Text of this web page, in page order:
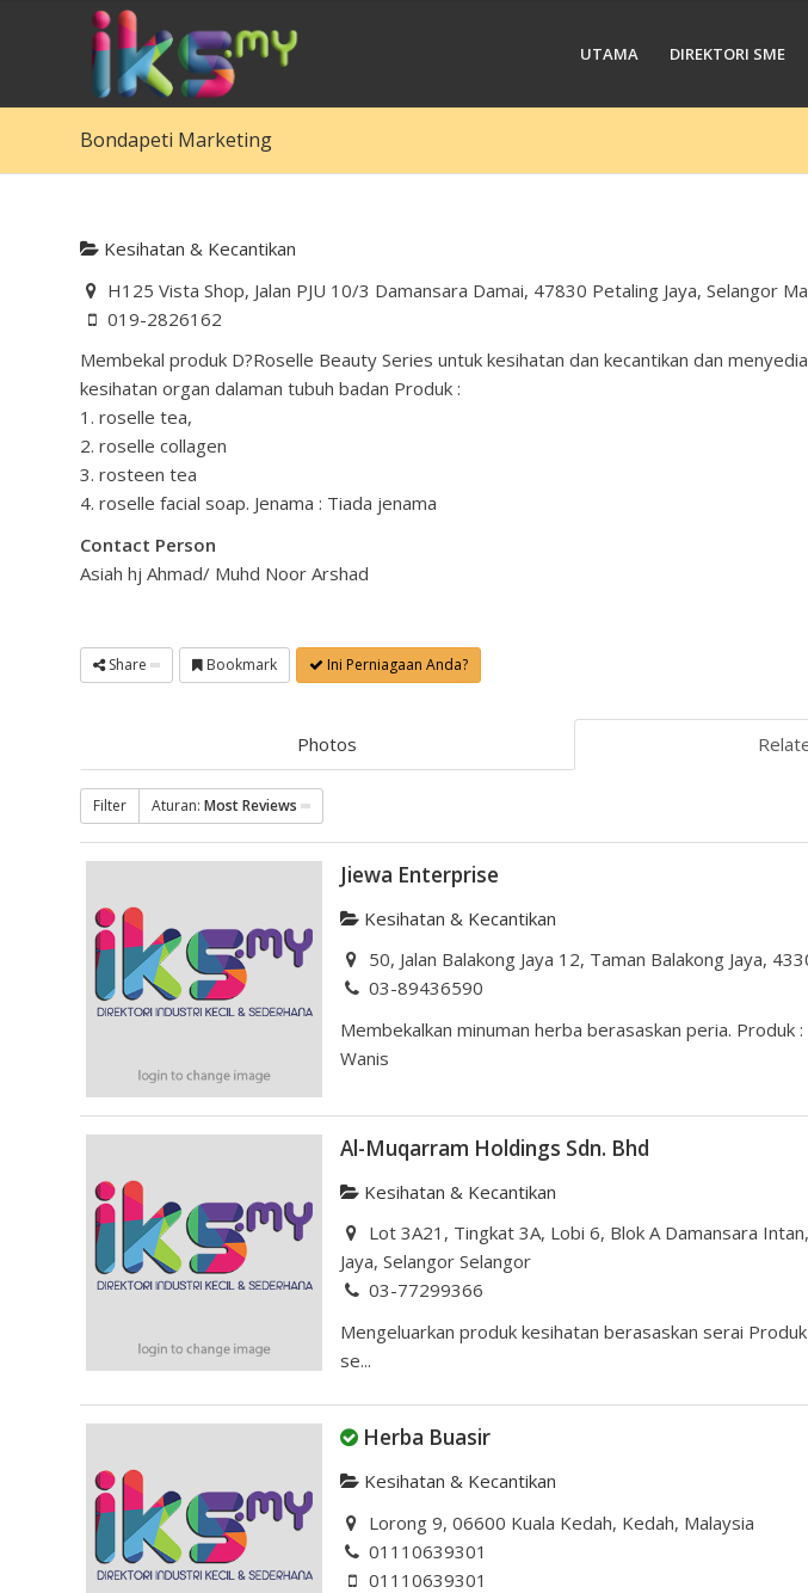
UTAMA DIREKTORI SME
Bondapeti Marketing
Kesihatan & Kecantikan
H125 Vista Shop, Jalan PJU 10/3 Damansara Damai, 47830 Petaling Jaya, Selangor
019-2826162
Membekal produk D?Roselle Beauty Series untuk kesihatan dan kecantikan dan
kesihatan organ dalaman tubuh badan Produk :
1. roselle tea,
2. roselle collagen
3. rosteen tea
4. roselle facial soap. Jenama : Tiada jenama
Contact Person
Asiah hj Ahmad/ Muhd Noor Arshad
Share Bookmark Ini Perniagaan Anda?
Photos
Filter Aturan: Most Reviews
Jiewa Enterprise
Kesihatan & Kecantikan
50, Jalan Balakong Jaya 12, Taman Balakong Jaya,
03-89436590
Membekalkan minuman herba berasaskan peria. Produk
Wanis
Al-Muqarram Holdings Sdn. Bhd
Kesihatan & Kecantikan
Lot 3A21, Tingkat 3A, Lobi 6, Blok A Damansara
Jaya, Selangor Selangor
03-77299366
Mengeluarkan produk kesihatan berasaskan serai
se...
Herba Buasir
Kesihatan & Kecantikan
Lorong 9, 06600 Kuala Kedah, Kedah, Malaysia
01110639301
01110639301